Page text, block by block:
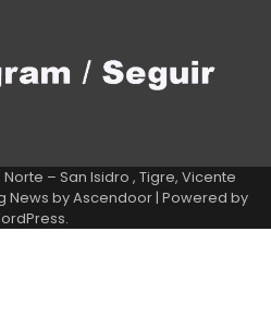
– San Isidro , Tigre, Vicente
News byAscendoor| Powered by
.